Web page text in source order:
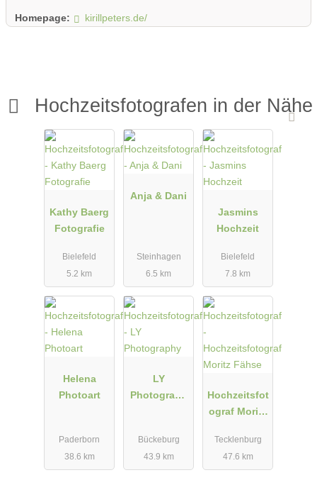
Homepage: kirillpeters.de/
Hochzeitsfotografen in der Nähe
Kathy Baerg
Fotografie
Bielefeld
5.2 km
Anja & Dani
Steinhagen
6.5 km
Jasmins
Hochzeit
Bielefeld
7.8 km
Helena
Photoart
Paderborn
38.6 km
LY
Photograph
Bückeburg
43.9 km
Hochzeitsfot
ograf Moritz
Tecklenburg
47.6 km